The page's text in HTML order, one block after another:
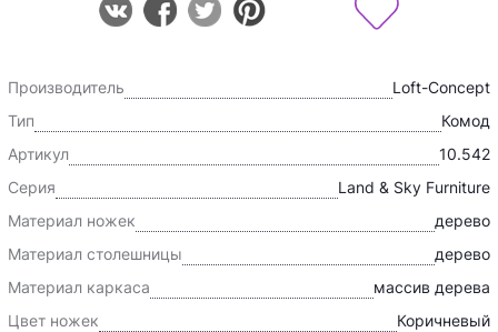
Производитель
Loft-Concept
Тип
Комод
Артикул
10.542
Серия
Land & Sky Furniture
Материал ножек
дерево
Материал столешницы
дерево
Материал каркаса
массив дерева
Цвет ножек
Коричневый